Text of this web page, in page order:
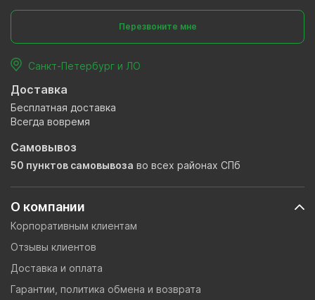
О компании
Корпоративным клиентам
Отзывы клиентов
Доставка и оплата
Гарантии, политика обмена и возврата
Перезвоните мне
Санкт-Петербург и ЛО
Доставка
Бесплатная доставка
Всегда вовремя
Самовывоз
50 пунктов самовывоза во всех районах СПб